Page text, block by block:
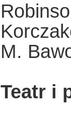
M.
Teatr i